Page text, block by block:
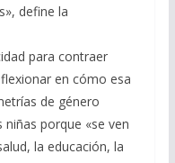
define la
para contraer
en cómo esa
de género
porque «se ven
la educación, la